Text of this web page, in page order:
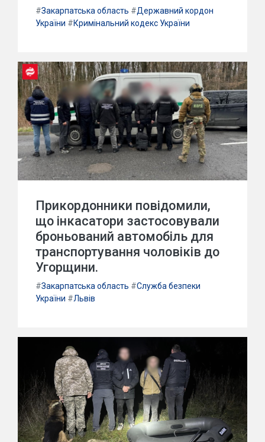
#Закарпатська область #Державний кордон
України #Кримінальний кодекс України
Прикордонники повідомили,
що інкасатори застосовували
броньований автомобіль для
транспортування чоловіків до
Угорщини.
#Закарпатська область #Служба безпеки
України #Львів